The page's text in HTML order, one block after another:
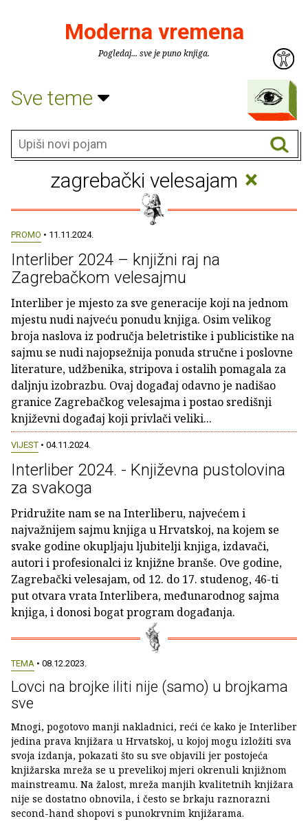
Moderna vremena
Pogledaj... sve je puno knjiga.
Sve teme
zagrebački velesajam ×
PROMO • 11.11.2024.
Interliber 2024 – knjižni raj na
Zagrebačkom velesajmu
Interliber je mjesto za sve generacije koji na jednom
mjestu nudi najveću ponudu knjiga. Osim velikog
broja naslova iz područja beletristike i publicistike na
sajmu se nudi najopsežnija ponuda stručne i poslovne
literature, udžbenika, stripova i ostalih pomagala za
daljnju izobrazbu. Ovaj događaj odavno je nadišao
granice Zagrebačkog velesajma i postao središnji
književni događaj koji privlači veliki...
VIJEST • 04.11.2024.
Interliber 2024. - Književna pustolovina
za svakoga
Pridružite nam se na Interliberu, najvećem i
najvažnijem sajmu knjiga u Hrvatskoj, na kojem se
svake godine okupljaju ljubitelji knjiga, izdavači,
autori i profesionalci iz knjižne branše. Ove godine,
Zagrebački velesajam, od 12. do 17. studenog, 46-ti
put otvara vrata Interlibera, međunarodnog sajma
knjiga, i donosi bogat program događanja.
TEMA • 08.12.2023.
Lovci na brojke iliti nije (samo) u brojkama
sve
Mnogi, pogotovo manji nakladnici, reći će kako je Interliber
jedina prava knjižara u Hrvatskoj, u kojoj mogu izložiti sva
svoja izdanja, pokazati što su sve objavili jer postojeća
knjižarska mreža se u prevelikoj mjeri okrenuli knjižnom
mainstreamu. Na žalost, mreža manjih kvalitetnih knjižara
nije se dostatno obnovila, i često se brkaju raznorazni
second-hand shopovi s punokrvnim knjižarama.